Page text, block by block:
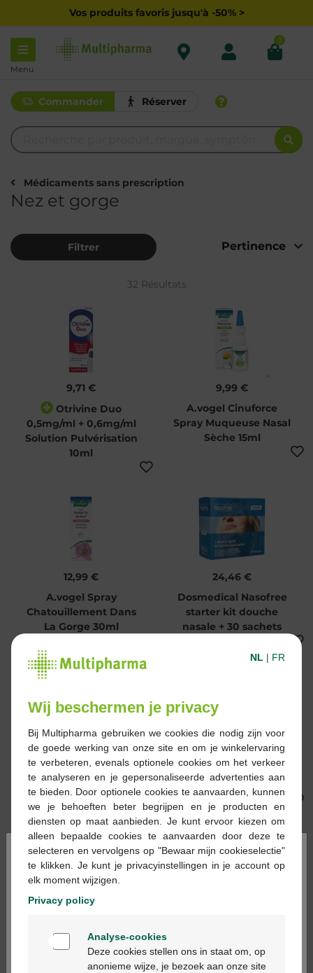
Vos produits favoris jusqu'à -50% >
Menu
0
Commander Réserver
Médicaments sans prescription
Nez et gorge
Filtrer
32 Résultats
9,71 €
Otrivine Duo
0,5mg/ml + 0,6mg/ml
Solution Pulvérisation
10ml
9,99 €
A.vogel Cinuforce
Spray Muqueuse Nasal
Sèche 15ml
12,99 €
A.vogel Spray
Chatouillement Dans
La Gorge 30ml
24,46 €
Dosmedical Nasofree
starter kit douche
nasale + 30 sachets
17,49 €
Physiomer sinus spray
nasal 135ml
7,90 €
Vitapantol ung. nasal
ord.
13,42 €
1mg/ml Sine
Conservans
×
Bienvenue
NL | FR
Wij beschermen je privacy
Bij Multipharma gebruiken we cookies die nodig zijn voor
de goede werking van onze site en om je winkelervaring
te verbeteren, evenals optionele cookies om het verkeer
te analyseren en je gepersonaliseerde advertenties aan
te bieden. Door optionele cookies te aanvaarden, kunnen
we je behoeften beter begrijpen en je producten en
diensten op maat aanbieden. Je kunt ervoor kiezen om
alleen bepaalde cookies te aanvaarden door deze te
selecteren en vervolgens op "Bewaar mijn cookieselectie"
te klikken. Je kunt je privacyinstellingen in je account op
elk moment wijzigen.
Privacy policy
Analyse-cookies
Deze cookies stellen ons in staat om, op
anonieme wijze, je bezoek aan onze site